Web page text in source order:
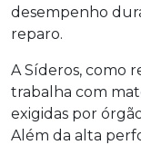
desempenho
reparo.
A Síderos, como
trabalha com
exigidas por
Além da alta